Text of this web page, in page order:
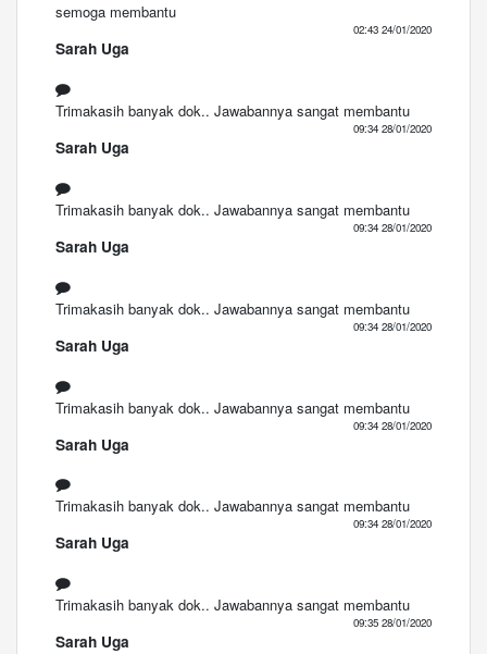
semoga membantu
02:43 24/01/2020
Sarah Uga
Trimakasih banyak dok.. Jawabannya sangat membantu
09:34 28/01/2020
Sarah Uga
Trimakasih banyak dok.. Jawabannya sangat membantu
09:34 28/01/2020
Sarah Uga
Trimakasih banyak dok.. Jawabannya sangat membantu
09:34 28/01/2020
Sarah Uga
Trimakasih banyak dok.. Jawabannya sangat membantu
09:34 28/01/2020
Sarah Uga
Trimakasih banyak dok.. Jawabannya sangat membantu
09:34 28/01/2020
Sarah Uga
Trimakasih banyak dok.. Jawabannya sangat membantu
09:35 28/01/2020
Sarah Uga